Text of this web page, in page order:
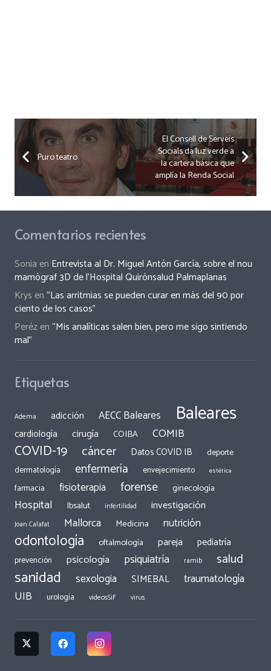
Puro teatro
El Consell de Serveis
Socials da luz verde a
la cartera básica que
amplía la Renda Social
Comentarios recientes
Sonia en Entrevista al Dr. Miguel Antón García, sobre el nou
mamògraf 3D de l’Hospital Quirónsalud Palmaplanas
Krys en“Las arritmias se pueden curar en más del 90 por
ciento de los casos”
Perézen“Mis analíticas salen bien, pero me sigo sintiendo
mal”
Etiquetas
Adema adicción AECC Baleares Baleares
cardiología cirugía COIBA COMIB
COVID-19 cáncer Datos COVID IB
deporte
dermatología
enfermería envejecimiento estética
farmacia fisioterapia forense ginecología
Hospital Ibsalut infertilidad investigación
Joan Calafat Mallorca Medicina nutrición
odontología oftalmología pareja pediatría
prevención psicología psiquiatría ramib salud
sanidad sexologia SIMEBAL traumatología
UIB urología videosSiF virus